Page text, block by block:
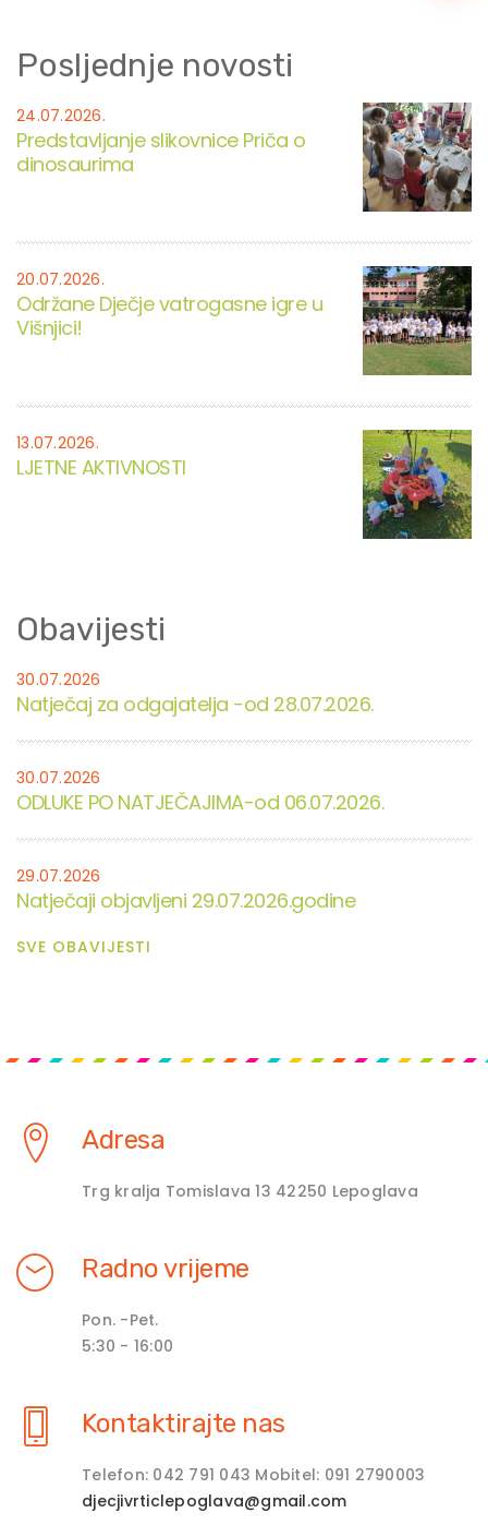
Posljednje novosti
24.07.2026.
Predstavljanje slikovnice Priča o
dinosaurima
20.07.2026.
Održane Dječje vatrogasne igre u
Višnjici!
13.07.2026.
LJETNE AKTIVNOSTI
Obavijesti
30.07.2026
Natječaj za odgajatelja -od 28.07.2026.
30.07.2026
ODLUKE PO NATJEČAJIMA-od 06.07.2026.
29.07.2026
Natječaji objavljeni 29.07.2026.godine
SVE OBAVIJESTI
Adresa
Trg kralja Tomislava 13 42250 Lepoglava
Radno vrijeme
Pon. -Pet.
5:30 - 16:00
Kontaktirajte nas
Telefon: 042 791 043 Mobitel: 091 2790003
djecjivrticlepoglava@gmail.com